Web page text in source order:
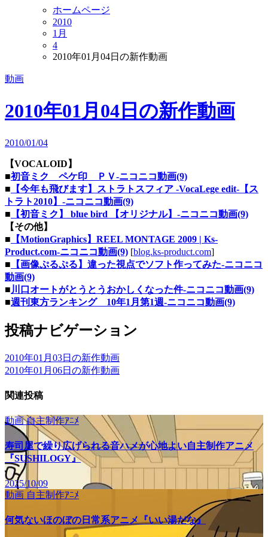
ホームページ
2010
1月
4
2010年01月04日の新作動画
動画
2010年01月04日の新作動画
2010/01/04
【VOCALOID】
■初音ミク ペケ印 ＰＶ‐ニコニコ動画(9)
■ 【今年も飛びます】ストラトスフィア -VocaLege edit-【ス
トラト2010】‐ニコニコ動画(9)
■ 【初音ミク】 blue bird 【オリジナル】‐ニコニコ動画(9)
【その他】
■ 【MotionGraphics】REEL MONTAGE 2009 | Ks-
Product.com‐ニコニコ動画(9) [blog.ks-product.com]
■ 【画像ぷるぷる】違った視点でソフト作ってみた‐ニコニコ
動画(9)
■ 川口オートがとうとうおかしくなった件‐ニコニコ動画(9)
■週刊東方ランキング 10年1月第1週‐ニコニコ動画(9)
投稿ナビゲーション
2010年01月03日の新作動画
2010年01月06日の新作動画
関連投稿
動画自主制作ｱﾆﾒ
寿司屋で繰り広げられる音ハメが心地よい自主制作アニメ
『SUSHILOGY』
2025/10/09
動画 自主制作ｱﾆﾒ
何気ないほのぼの日常系アニメ『いい湯だな』